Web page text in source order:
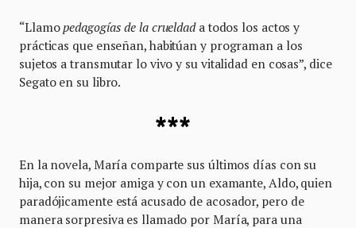
“Llamopedagogías de la crueldada todos los actos y
prácticas que enseñan, habitúan y programan a los
sujetos a transmutar lo vivo y su vitalidad en cosas”, dice
Segato en su libro.
***
En la novela, María comparte sus últimos días con su
hija, con su mejor amiga y con un examante, Aldo, quien
paradójicamente está acusado de acosador, pero de
manera sorpresiva es llamado por María, para una